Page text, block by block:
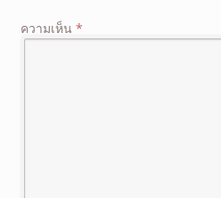
ความเห็น *